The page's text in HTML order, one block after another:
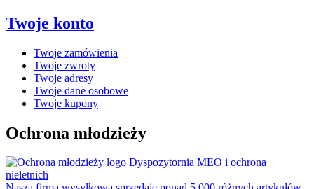
Twoje konto
Twoje zamówienia
Twoje zwroty
Twoje adresy
Twoje dane osobowe
Twoje kupony
Ochrona młodzieży
Dyspozytornia MEO i ochrona
nieletnich